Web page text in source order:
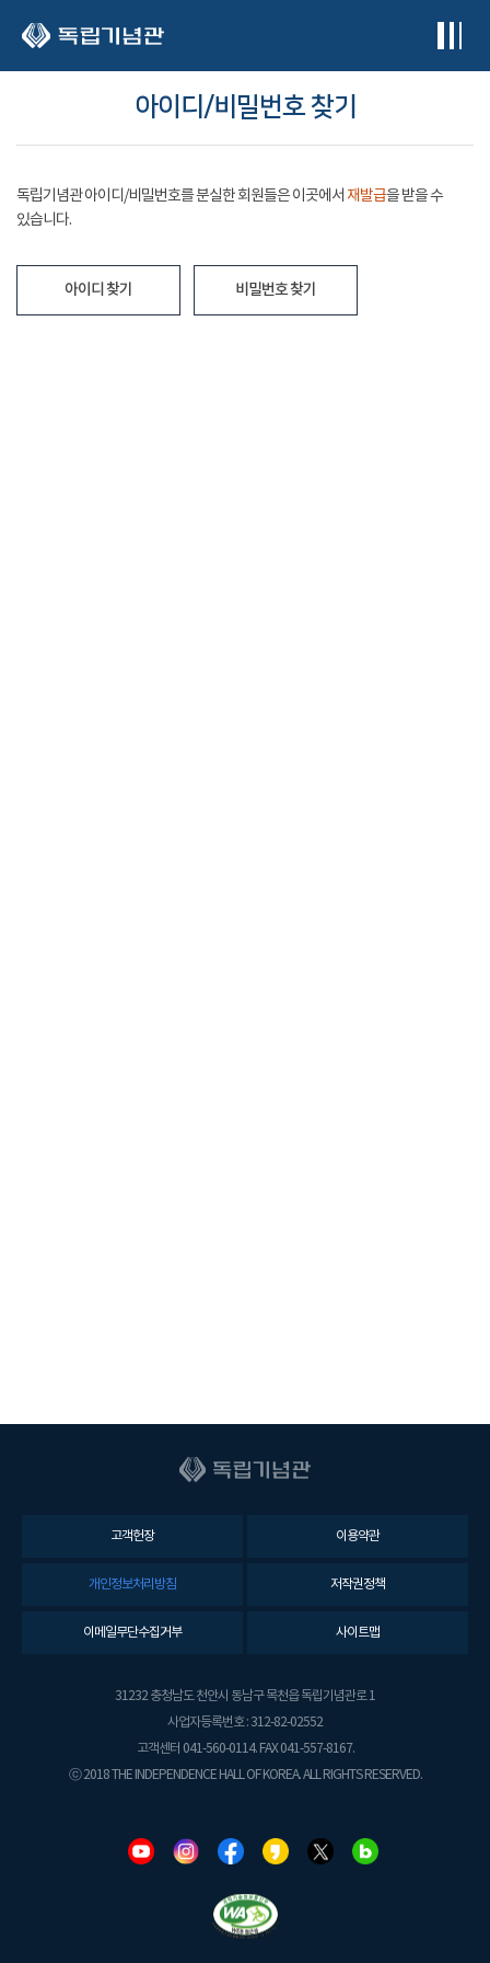
아이디/비밀번호 찾기
독립기념관 아이디/비밀번호를 분실한 회원들은 이곳에서 재발급을 받을 수
있습니다.
아이디 찾기 비밀번호 찾기
고객헌장 이용약관
개인정보처리방침 저작권정책
이메일무단수집거부 사이트맵
31232 충청남도 천안시 동남구 목천읍 독립기념관로 1
사업자등록번호 : 312-82-02552
고객센터 041-560-0114. FAX 041-557-8167.
ⓒ 2018 THE INDEPENDENCE HALL OF KOREA. ALL RIGHTS RESERVED.